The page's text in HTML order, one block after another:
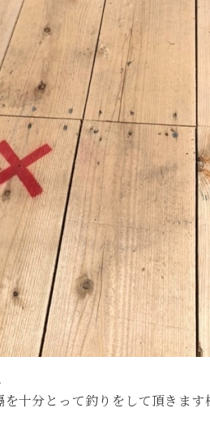
十分とって釣りをして頂きます